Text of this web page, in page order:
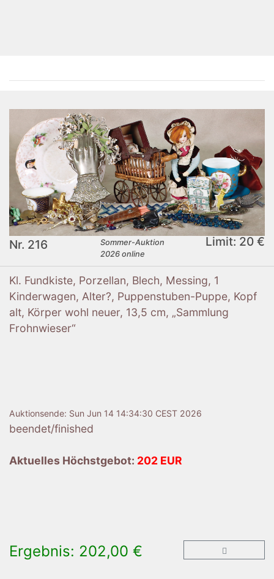
Nr. 216
Sommer-Auktion
2026 online
Limit: 20 €
Kl. Fundkiste, Porzellan, Blech, Messing, 1
Kinderwagen, Alter?, Puppenstuben-Puppe, Kopf
alt, Körper wohl neuer, 13,5 cm, „Sammlung
Frohnwieser“
Auktionsende: Sun Jun 14 14:34:30 CEST 2026
beendet/finished
Aktuelles Höchstgebot: 202 EUR
Ergebnis: 202,00 €